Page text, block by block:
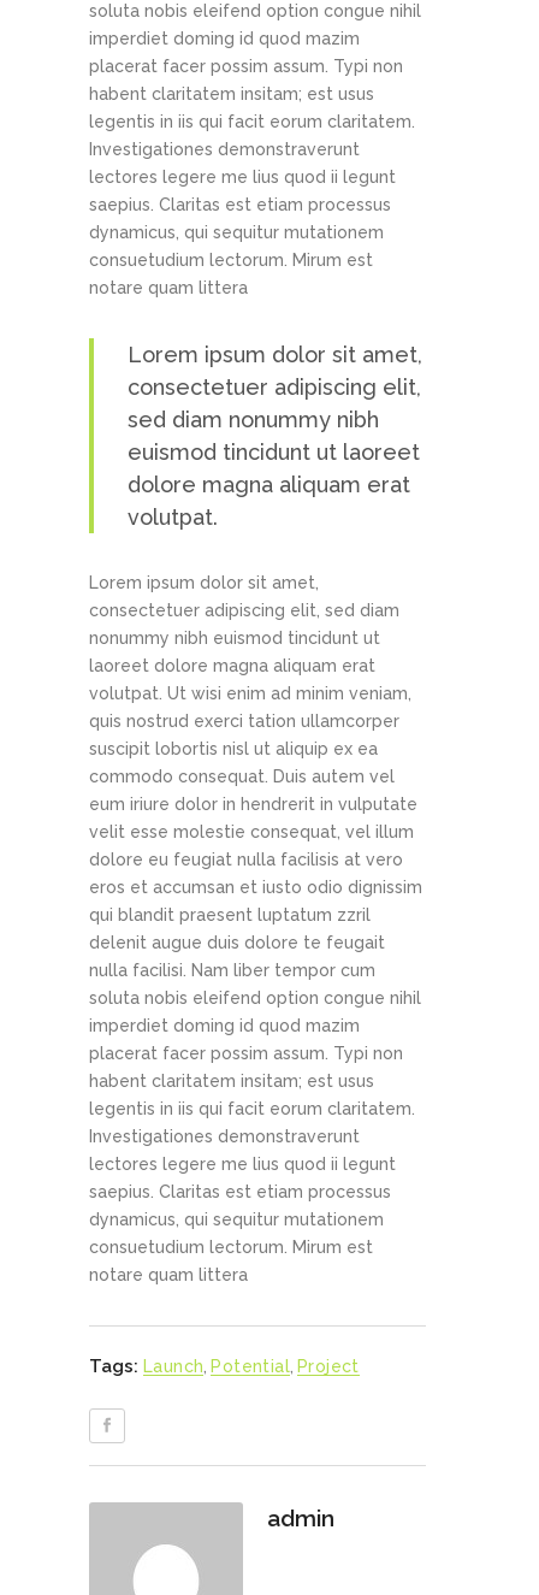
soluta nobis eleifend option congue nihil
imperdiet doming id quod mazim
placerat facer possim assum. Typi non
habent claritatem insitam; est usus
legentis in iis qui facit eorum claritatem.
Investigationes demonstraverunt
lectores legere me lius quod ii legunt
saepius. Claritas est etiam processus
dynamicus, qui sequitur mutationem
consuetudium lectorum. Mirum est
notare quam littera
Lorem ipsum dolor sit amet,
consectetuer adipiscing elit,
sed diam nonummy nibh
euismod tincidunt ut laoreet
dolore magna aliquam erat
volutpat.
Lorem ipsum dolor sit amet,
consectetuer adipiscing elit, sed diam
nonummy nibh euismod tincidunt ut
laoreet dolore magna aliquam erat
volutpat. Ut wisi enim ad minim veniam,
quis nostrud exerci tation ullamcorper
suscipit lobortis nisl ut aliquip ex ea
commodo consequat. Duis autem vel
eum iriure dolor in hendrerit in vulputate
velit esse molestie consequat, vel illum
dolore eu feugiat nulla facilisis at vero
eros et accumsan et iusto odio dignissim
qui blandit praesent luptatum zzril
delenit augue duis dolore te feugait
nulla facilisi. Nam liber tempor cum
soluta nobis eleifend option congue nihil
imperdiet doming id quod mazim
placerat facer possim assum. Typi non
habent claritatem insitam; est usus
legentis in iis qui facit eorum claritatem.
Investigationes demonstraverunt
lectores legere me lius quod ii legunt
saepius. Claritas est etiam processus
dynamicus, qui sequitur mutationem
consuetudium lectorum. Mirum est
notare quam littera
Tags: Launch Potential Project
admin